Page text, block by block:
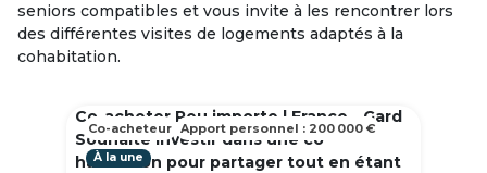
seniors compatibles et vous invite à les rencontrer lors
des différentes visites de logements adaptés à la
cohabitation.
Co-acheter Peu importe | France - Gard
Souhaite investir dans une co
habitation pour partager tout en étant
À la une
Co-acheteur Apport personnel : 200 000 €